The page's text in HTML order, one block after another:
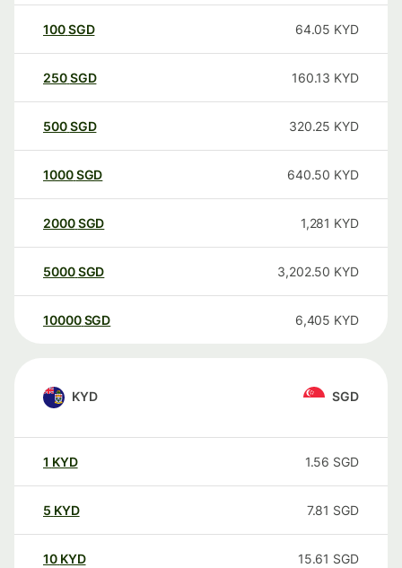
100SGD 64.05 KYD
250SGD 160.13 KYD
500SGD 320.25 KYD
1000SGD 640.50 KYD
2000SGD 1,281 KYD
5000SGD 3,202.50 KYD
10000 SGD 6,405 KYD
KYD SGD
1 KYD 1.56 SGD
5 KYD 7.81 SGD
10 KYD 15.61 SGD